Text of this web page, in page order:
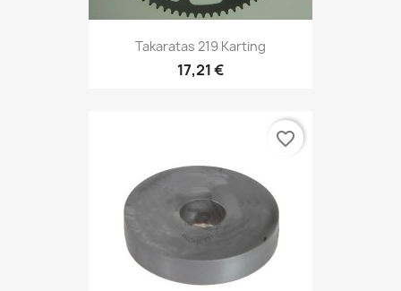
Takaratas 219 Karting
17,21 €
favorite_border